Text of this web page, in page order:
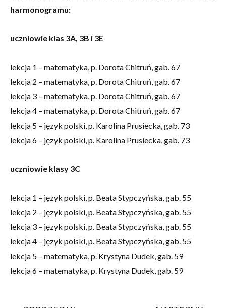
harmonogramu:
uczniowie klas 3A, 3B i 3E
lekcja 1 – matematyka, p. Dorota Chitruń, gab. 67
lekcja 2 – matematyka, p. Dorota Chitruń, gab. 67
lekcja 3 – matematyka, p. Dorota Chitruń, gab. 67
lekcja 4 – matematyka, p. Dorota Chitruń, gab. 67
lekcja 5 – język polski, p. Karolina Prusiecka, gab. 73
lekcja 6 – język polski, p. Karolina Prusiecka, gab. 73
uczniowie klasy 3C
lekcja 1 – język polski, p. Beata Stypczyńska, gab. 55
lekcja 2 – język polski, p. Beata Stypczyńska, gab. 55
lekcja 3 – język polski, p. Beata Stypczyńska, gab. 55
lekcja 4 – język polski, p. Beata Stypczyńska, gab. 55
lekcja 5 – matematyka, p. Krystyna Dudek, gab. 59
lekcja 6 – matematyka, p. Krystyna Dudek, gab. 59